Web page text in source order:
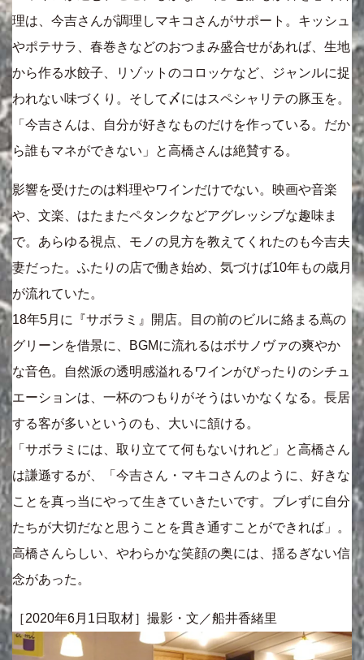
理は、今吉さんが調理しマキコさんがサポート。キッシュ
やポテサラ、春巻きなどのおつまみ盛合せがあれば、生地
から作る水餃子、リゾットのコロッケなど、ジャンルに捉
われない味づくり。そして〆にはスペシャリテの豚玉を。
「今吉さんは、自分が好きなものだけを作っている。だか
ら誰もマネができない」と高橋さんは絶賛する。
影響を受けたのは料理やワインだけでない。映画や音楽
や、文楽、はたまたペタンクなどアグレッシブな趣味ま
で。あらゆる視点、モノの見方を教えてくれたのも今吉夫
妻だった。ふたりの店で働き始め、気づけば10年もの歳月
が流れていた。
18年5月に『サボラミ』開店。目の前のビルに絡まる蔦の
グリーンを借景に、BGMに流れるはボサノヴァの爽やか
な音色。自然派の透明感溢れるワインがぴったりのシチュ
エーションは、一杯のつもりがそうはいかなくなる。長居
する客が多いというのも、大いに頷ける。
「サボラミには、取り立てて何もないけれど」と高橋さん
は謙遜するが、「今吉さん・マキコさんのように、好きな
ことを真っ当にやって生きていきたいです。ブレずに自分
たちが大切だなと思うことを貫き通すことができれば」。
高橋さんらしい、やわらかな笑顔の奥には、揺るぎない信
念があった。
［2020年6月1日取材］撮影・文／船井香緒里